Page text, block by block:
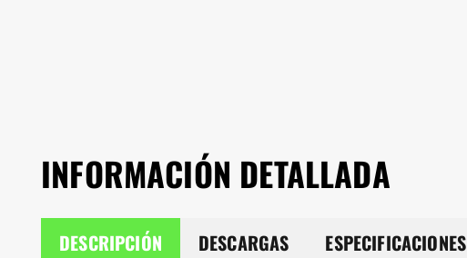
INFORMACIÓN DETALLADA
DESCRIPCIÓN DESCARGAS ESPECIFICACIONES